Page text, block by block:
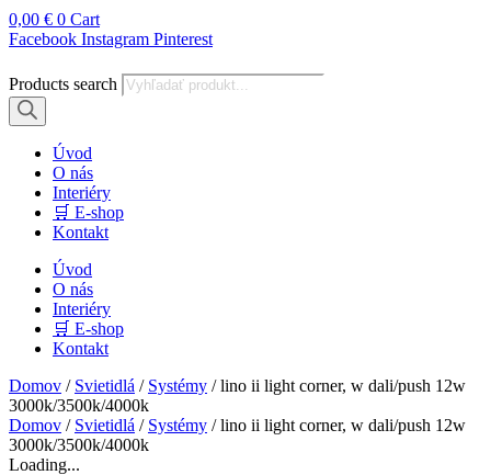
0,00 € 0 Cart
Facebook Instagram Pinterest
Products search
Úvod
O nás
Interiéry
🛒 E-shop
Kontakt
Úvod
O nás
Interiéry
🛒 E-shop
Kontakt
Domov / Svietidlá / Systémy / lino ii light corner, w dali/push 12w
3000k/3500k/4000k
Domov / Svietidlá / Systémy / lino ii light corner, w dali/push 12w
3000k/3500k/4000k
Loading...